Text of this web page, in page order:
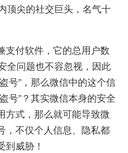
顶尖的社交巨头，名气十
支付软件，它的总用户数
全问题也不容忽视，因此
号”，那么微信中的这个信
号”？其实微信本身的安全
方式，那么就可能导致微
，不仅个人信息、隐私都
威胁！